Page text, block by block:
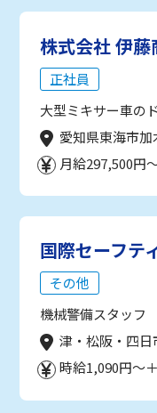
株式会社 伊藤
正社員
大型ミキサー車の
愛知県東海市
月給297,500円
国際セーフテ
その他
機械警備スタッフ
津・松阪・四日
時給1,090円～